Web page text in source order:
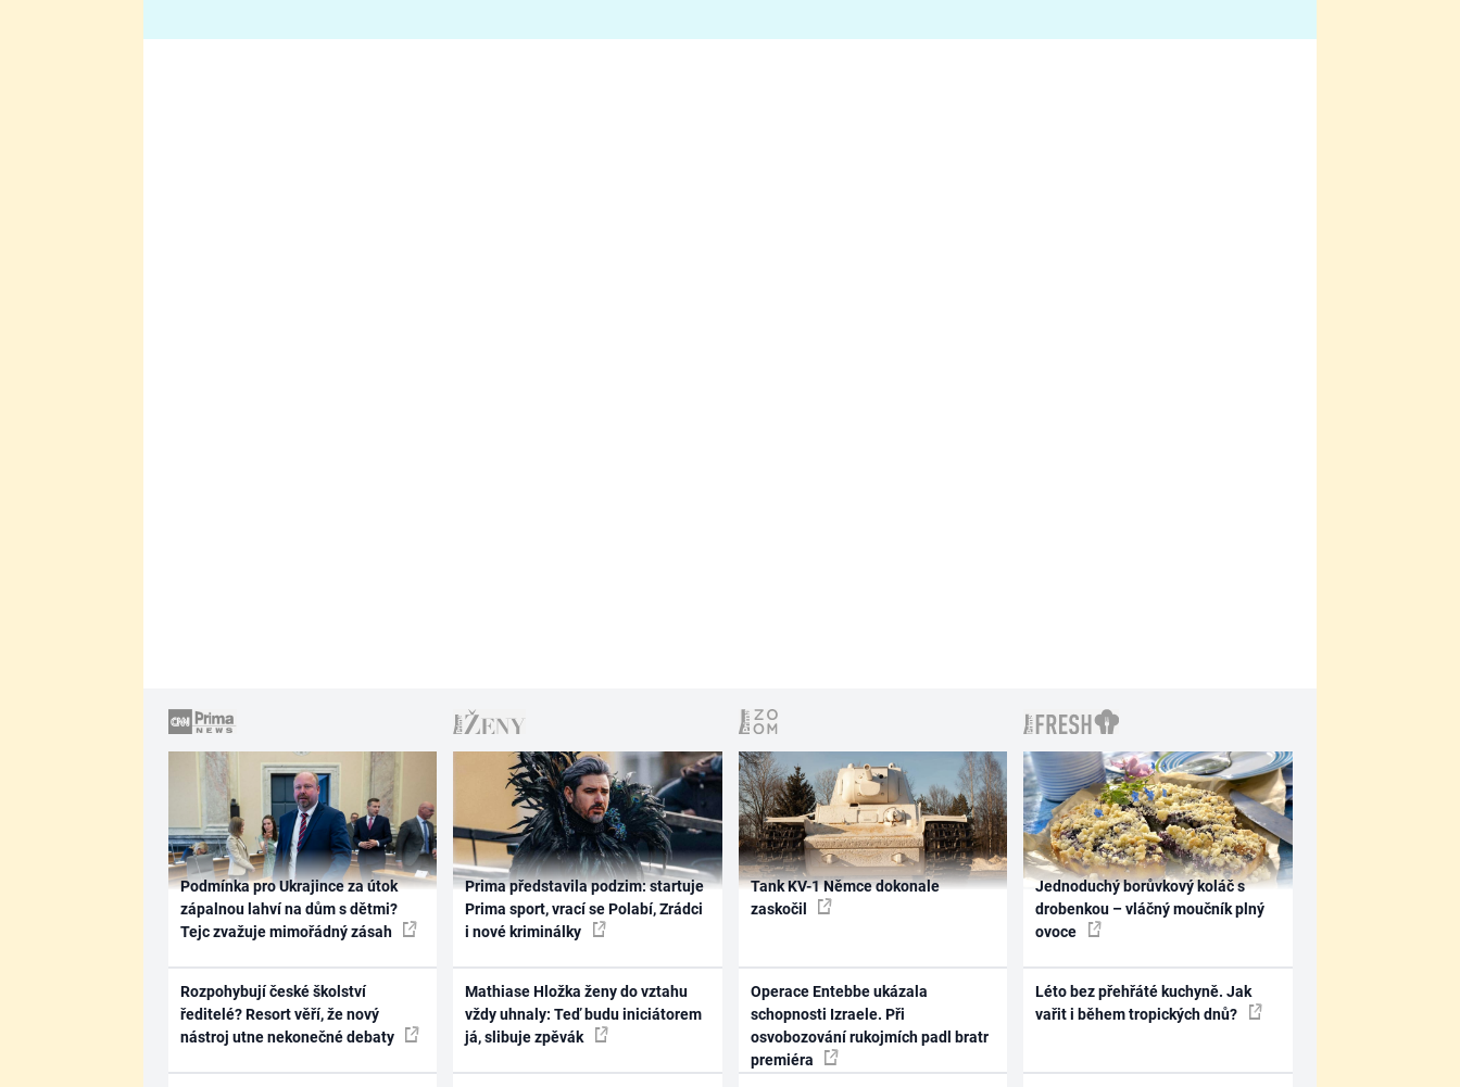
Podmínka pro Ukrajince za útok
zápalnou lahví na dům s dětmi?
Tejc zvažuje mimořádný zásah
Rozpohybují české školství
ředitelé? Resort věří, že nový
nástroj utne nekonečné debaty
Prima představila podzim: startuje
Prima sport, vrací se Polabí, Zrádci
i nové kriminálky
Mathiase Hložka ženy do vztahu
vždy uhnaly: Teď budu iniciátorem
já, slibuje zpěvák
Tank KV-1 Němce dokonale
zaskočil
Operace Entebbe ukázala
schopnosti Izraele. Při
osvobozování rukojmích padl bratr
premiéra
Jednoduchý borůvkový koláč s
drobenkou – vláčný moučník plný
ovoce
Léto bez přehřáté kuchyně. Jak
vařit i během tropických dnů?